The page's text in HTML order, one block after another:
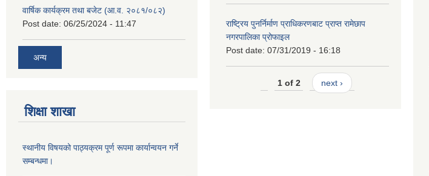
वार्षिक कार्यक्रम तथा बजेट (आ.व. २०८१/०८२)
Post date: 06/25/2024 - 11:47
अन्य
शिक्षा शाखा
स्थानीय विषयको पाठ्यक्रम पूर्ण रूपमा कार्यान्वयन गर्ने
सम्बन्धमा।
राष्ट्रिय पुनर्निर्माण प्राधिकरणबाट प्राप्त रामेछाप
नगरपालिका प्रोफाइल
Post date: 07/31/2019 - 16:18
1 of 2 next ›